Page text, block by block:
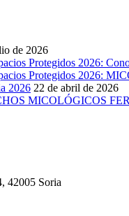
de 2026
Protegidos 2026:
Protegidos 2026:
2026 22 de abril de 2026
MICOLÓGICOS
42005 Soria